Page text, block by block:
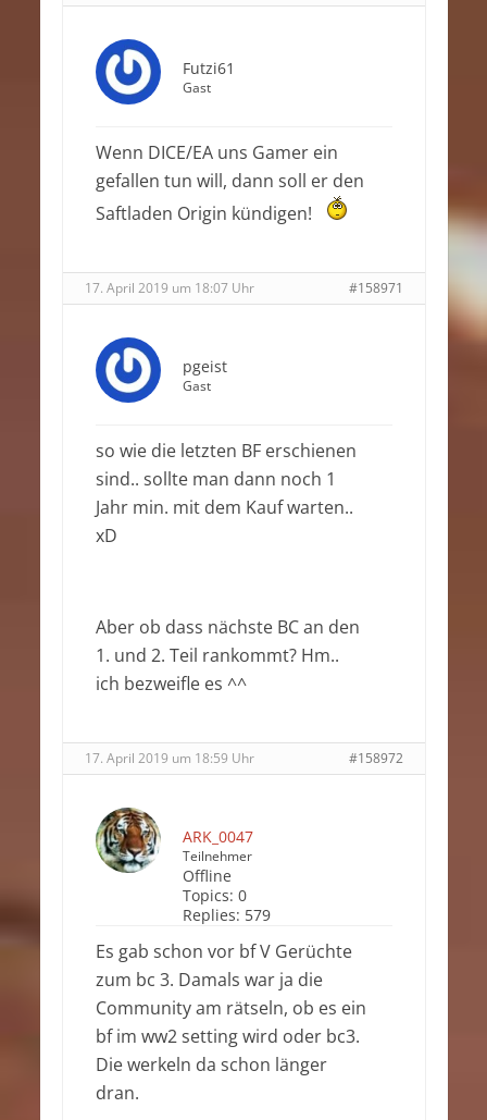
Futzi61
Gast
Wenn DICE/EA uns Gamer ein
gefallen tun will, dann soll er den
Saftladen Origin kündigen!
17. April 2019 um 18:07 Uhr #158971
pgeist
Gast
so wie die letzten BF erschienen
sind.. sollte man dann noch 1
Jahr min. mit dem Kauf warten..
xD
Aber ob dass nächste BC an den
1. und 2. Teil rankommt? Hm..
ich bezweifle es ^^
17. April 2019 um 18:59 Uhr #158972
ARK_0047
Teilnehmer
Offline
Topics: 0
Replies: 579
Es gab schon vor bf V Gerüchte
zum bc 3. Damals war ja die
Community am rätseln, ob es ein
bf im ww2 setting wird oder bc3.
Die werkeln da schon länger
dran.